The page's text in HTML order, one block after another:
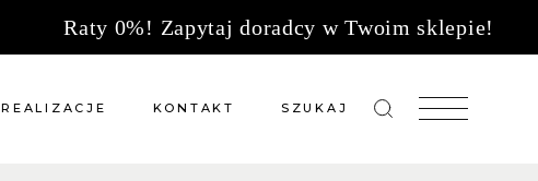
Raty 0%! Zapytaj doradcy w Twoim sklepie!
REALIZACJE KONTAKT SZUKAJ